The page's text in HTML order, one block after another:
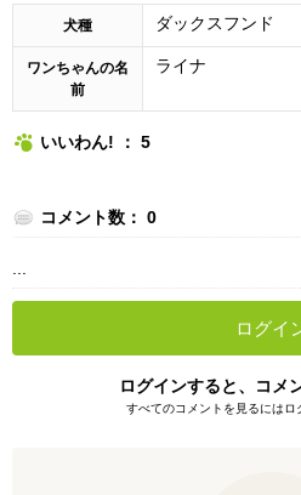
犬種 ダックスフンド
ワンちゃんの名
前
ライナ
いいわん! ： 5
コメント数： 0
...
ログイ
ログインすると、コメ
すべてのコメントを見るにはロ